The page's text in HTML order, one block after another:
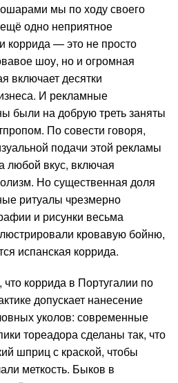
мы по ходу своего
одно неприятное
коррида — это не просто
шоу, но и огромная
включает десятки
И рекламные
были на добрую треть заняты
По совести говоря,
подачи этой рекламы
любой вкус, включая
Но существенная доля
ритуалы чрезмерно
и рисунки весьма
кровавую бойню,
испанская коррида.
коррида в Португалии по
допускает нанесение
уколов: современные
тореадора сделаны так, что
шприц с краской, чтобы
меткость. Быков в